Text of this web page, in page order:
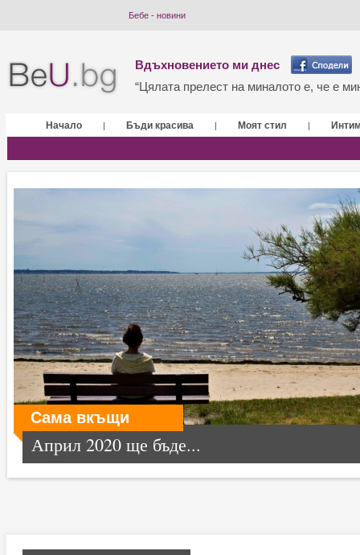
Бебе - новини
Вдъхновението ми днес
“Цялата прелест на миналото е, че е
Начало | Бъди красива | Моят стил |
Сама вкъщи
Април 2020 ще бъде...